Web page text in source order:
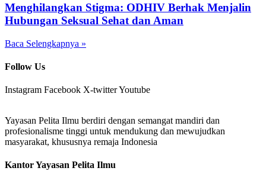
Menghilangkan Stigma: ODHIV Berhak Menjalin
Hubungan Seksual Sehat dan Aman
Baca Selengkapnya »
Follow Us
Instagram Facebook X-twitterYoutube
Yayasan Pelita Ilmu berdiri dengan semangat mandiri dan
profesionalisme tinggi untuk mendukung dan mewujudkan
masyarakat, khususnya remaja Indonesia
Kantor Yayasan Pelita Ilmu